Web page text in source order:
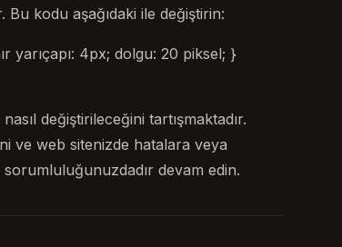
kodu aşağıdaki ile değiştirin:
yarıçapı: 4px; dolgu: 20 piksel; }
değiştirileceğini tartışmaktadır.
ve web sitenizde hatalara veya
devam edin.